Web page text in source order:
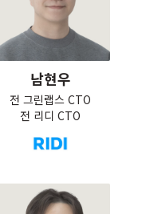
남현우
전 그린랩스 CTO
전 리디 CTO